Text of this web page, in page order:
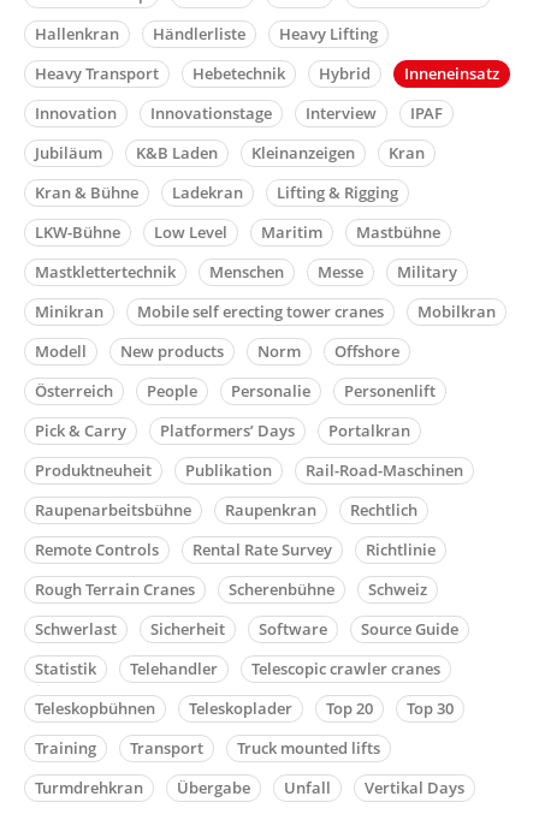
Hallenkran
Händlerliste
Heavy Lifting
Heavy Transport
Hebetechnik Hybrid
Inneneinsatz
Innovation
Innovationstage Interview
IPAF
Jubiläum
K&B Laden Kleinanzeigen
Kran
Kran & Bühne
Ladekran
Lifting & Rigging
LKW-Bühne
Low Level Maritim
Mastbühne
Mastklettertechnik
Menschen Messe
Military
Minikran
Mobile self erecting tower cranes
Mobilkran
Modell
New products Norm
Offshore
Österreich
People Personalie
Personenlift
Pick & Carry
Platformers’ Days
Portalkran
Produktneuheit
Publikation
Rail-Road-Maschinen
Raupenarbeitsbühne
Raupenkran
Rechtlich
Remote Controls
Rental Rate Survey
Richtlinie
Rough Terrain Cranes
Scherenbühne
Schweiz
Schwerlast
Sicherheit Software
Source Guide
Statistik
Telehandler
Telescopic crawler cranes
Teleskopbühnen
Teleskoplader Top 20
Top 30
Training
Transport
Truck mounted lifts
Turmdrehkran
Übergabe Unfall
Vertikal Days